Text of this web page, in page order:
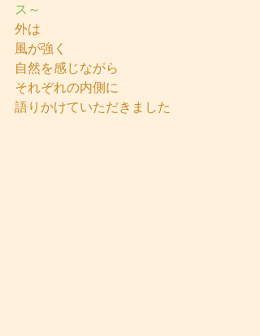
ス～
外は
風が強く
自然を感じながら
それぞれの内側に
語りかけていただきました